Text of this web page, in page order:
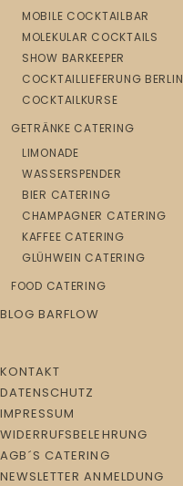
MOBILE COCKTAILBAR
MOLEKULAR COCKTAILS
SHOW BARKEEPER
COCKTAILLIEFERUNG BERLIN
COCKTAILKURSE
GETRÄNKE CATERING
LIMONADE
WASSERSPENDER
BIER CATERING
CHAMPAGNER CATERING
KAFFEE CATERING
GLÜHWEIN CATERING
FOOD CATERING
BLOG BARFLOW
KONTAKT
DATENSCHUTZ
IMPRESSUM
WIDERRUFSBELEHRUNG
AGB´S CATERING
NEWSLETTER ANMELDUNG